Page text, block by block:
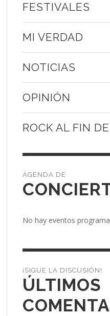
FESTIVALES
MI VERDAD
NOTICIAS
OPINIÓN
ROCK AL FIN
No hay eventos
¡SIGUE LA DISCUSIÓN!
ÚLTIMOS